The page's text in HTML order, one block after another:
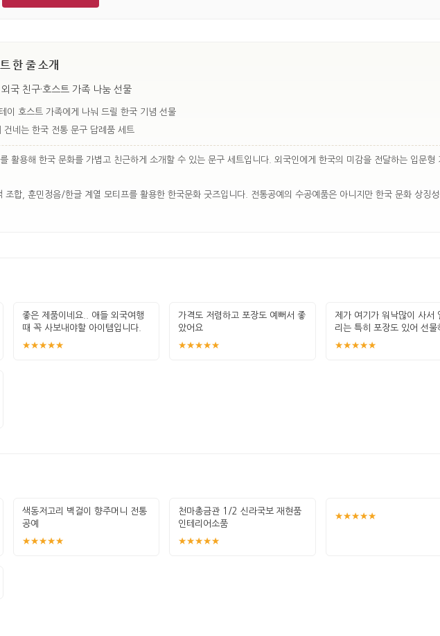
한 줄 소개
국 친구·호스트 가족 나눔 선물
이 호스트 가족에게 나눠 드릴 한국 기념 선물
네는 한국 전통 문구 답례품 세트
활용해 한국 문화를 가볍고 친근하게 소개할 수 있는 문구 세트입니다. 외국인에게 한국의 미감을 전달하는 입문형
조합, 훈민정음/한글 계열 모티프를 활용한 한국문화 굿즈입니다. 전통공예의 수공예품은 아니지만 한국 문화 상징
좋은 제품이네요.. 애들 외국여행
때 꼭 사보내야할 아이템입니다.
잘 썻습
★★★★★
가격도 저렴하고 포장도 예뻐서 좋
았어요
★★★★★
제가 여기가 워낙많이 사서
리는 특히 포장도 있어 선물
좋고 퀄
★★★★★
색동저고리 벽걸이 향주머니 전통
공예
★★★★★
천마총금관 1/2 신라국보 재현품
인테리어소품
★★★★★
★★★★★